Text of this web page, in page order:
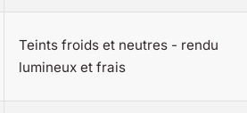
Teints froids et neutres - rendu
lumineux et frais